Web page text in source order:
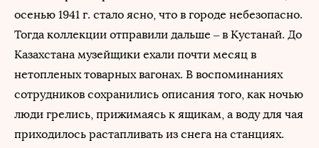
осенью 1941 г. стало ясно, что в городе небезопасно.
Тогда коллекции отправили дальше – в Кустанай. До
Казахстана музейщики ехали почти месяц в
нетопленых товарных вагонах. В воспоминаниях
сотрудников сохранились описания того, как ночью
люди грелись, прижимаясь к ящикам, а воду для чая
приходилось растапливать из снега на станциях.